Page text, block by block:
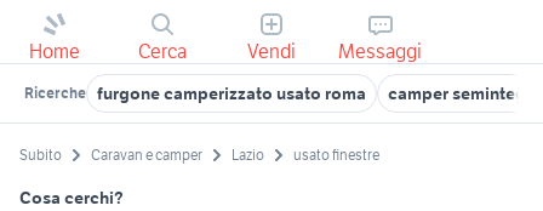
Home Cerca Vendi Messaggi
Ricerche furgone camperizzato usato roma camper
Subito Caravan e camper Lazio usato finestre
Cosa cerchi?